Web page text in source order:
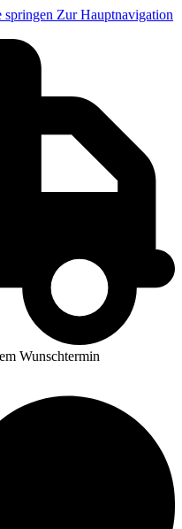
springen Zur Hauptnavigation
Wunschtermin